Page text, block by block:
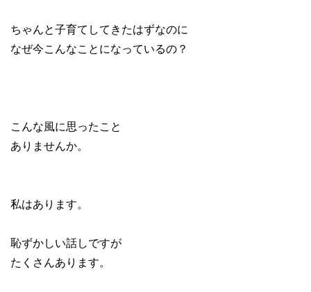
ちゃんと子育てしてきたはずなのに
なぜ今こんなことになっているの？
こんな風に思ったこと
ありませんか。
私はあります。
恥ずかしい話しですが
たくさんあります。